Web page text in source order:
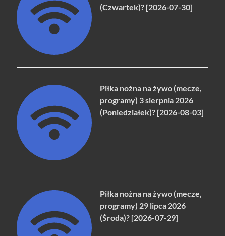
(Czwartek)? [2026-07-30]
Piłka nożna na żywo (mecze,
programy) 3 sierpnia 2026
(Poniedziałek)? [2026-08-03]
Piłka nożna na żywo (mecze,
programy) 29 lipca 2026
(Środa)? [2026-07-29]